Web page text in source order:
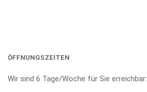
ÖFFNUNGSZEITEN
Wir sind 6 Tage/Woche für Sie erreichbar: